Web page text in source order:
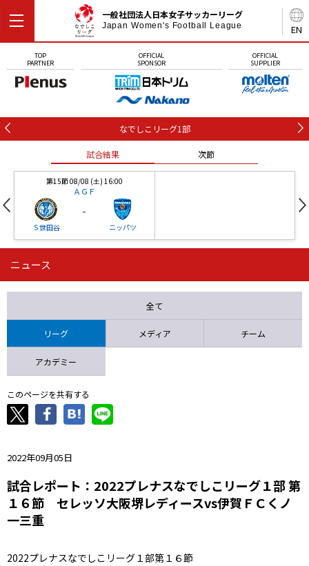
EN
一般社団法人日本女子サッカーリーグ
Japan Women's Football League
TOP
PARTNER
OFFICIAL
SPONSOR
OFFICIAL
SUPPLIER
なでしこリーグ1部
試合結果 次節
第15節 08/08 (土) 16:00
ＡＧＦ
Ｓ世田谷
-
ニッパツ
第16節 09/05 (土) 15:00
ニッパツ 石人の星
ニュース
全て
リーグ メディア チーム
アカデミー
このページを共有する
2022年09月05日
試合レポート：2022プレナスなでしこリーグ１部 第
１６節 セレッソ大阪堺レディースvs伊賀ＦＣくノ
一三重
2022プレナスなでしこリーグ１部第１６節